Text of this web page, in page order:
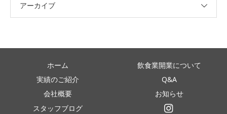
アーカイブ
ホーム
飲食業開業について
実績のご紹介
Q&A
会社概要
お知らせ
スタッフブログ